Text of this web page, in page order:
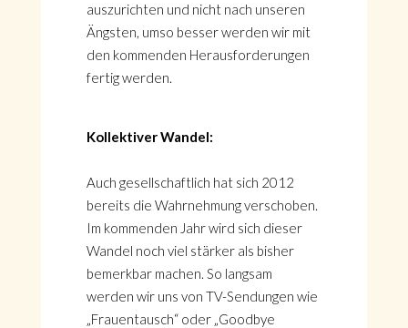
auszurichten und nicht nach unseren
Ängsten, umso besser werden wir mit
den kommenden Herausforderungen
fertig werden.
Kollektiver Wandel:
Auch gesellschaftlich hat sich 2012
bereits die Wahrnehmung verschoben.
Im kommenden Jahr wird sich dieser
Wandel noch viel stärker als bisher
bemerkbar machen. So langsam
werden wir uns von TV-Sendungen wie
„Frauentausch“ oder „Goodbye